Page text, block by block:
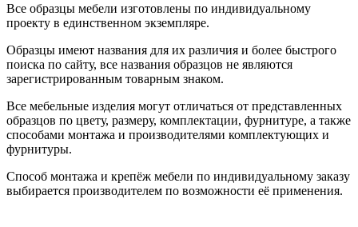
Все образцы мебели изготовлены по индивидуальному
проекту в единственном экземпляре.
Образцы имеют названия для их различия и более быстрого
поиска по сайту, все названия образцов не являются
зарегистрированным товарным знаком.
Все мебельные изделия могут отличаться от представленных
образцов по цвету, размеру, комплектации, фурнитуре, а также
способами монтажа и производителями комплектующих и
фурнитуры.
Способ монтажа и крепёж мебели по индивидуальному заказу
выбирается производителем по возможности её применения.